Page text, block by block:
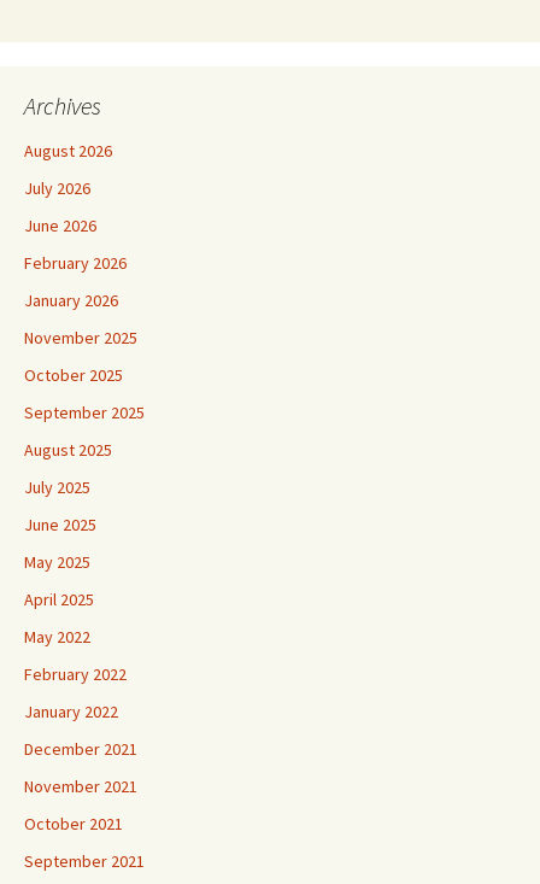
Archives
August 2026
July 2026
June 2026
February 2026
January 2026
November 2025
October 2025
September 2025
August 2025
July 2025
June 2025
May 2025
April 2025
May 2022
February 2022
January 2022
December 2021
November 2021
October 2021
September 2021